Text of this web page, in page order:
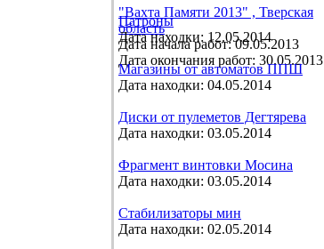
"Вахта Памяти 2013" , Тверская
область
Дата начала работ: 09.05.2013
Дата окончания работ: 30.05.2013
Патроны
Дата находки: 12.05.2014
Магазины от автоматов ППШ
Дата находки: 04.05.2014
Диски от пулеметов Дегтярева
Дата находки: 03.05.2014
Фрагмент винтовки Мосина
Дата находки: 03.05.2014
Стабилизаторы мин
Дата находки: 02.05.2014